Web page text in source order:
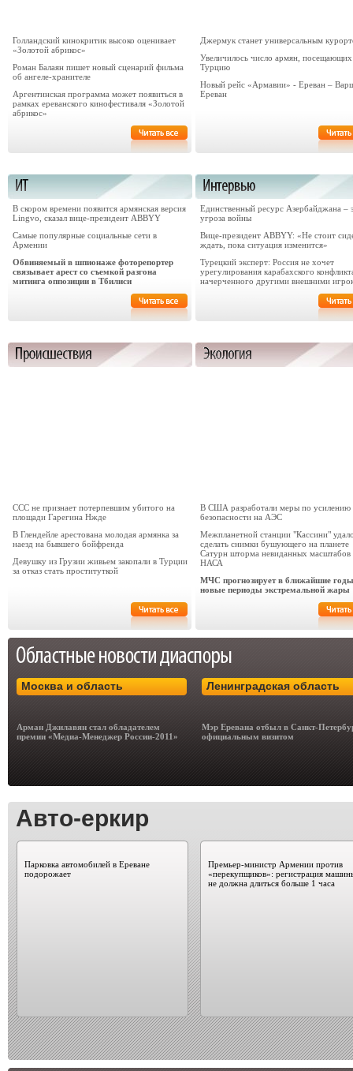
Голландский кинокритик высоко оценивает
«Золотой абрикос»
Роман Балаян пишет новый сценарий фильма
об ангеле-хранителе
Аргентинская программа может появиться в
рамках ереванского кинофестиваля «Золотой
абрикос»
Джермук станет универсальным
Увеличилось число армян, посещающих
Турцию
Новый рейс «Армавии» - Ереван –
Ереван
В скором времени появится армянская версия
Lingvo, сказал вице-президент ABBYY
Самые популярные социальные сети в
Армении
Обвиняемый в шпионаже фоторепортер
связывает арест со съемкой разгона
митинга оппозиции в Тбилиси
Единственный ресурс Азербайджана –
угроза войны
Вице-президент ABBYY: «Не стоит
ждать, пока ситуация изменится»
Турецкий эксперт: Россия не хочет
урегулирования карабахского
начерченного другими внешними
ССС не признает потерпевшим убитого на
площади Гарегина Нжде
В Глендейле арестована молодая армянка за
наезд на бывшего бойфренда
Девушку из Грузии живьем закопали в Турции
за отказ стать проституткой
В США разработали меры по усилению
безопасности на АЭС
Межпланетной станции "Кассини"
сделать снимки бушующего на планете
Сатурн шторма невиданных масштабов
НАСА
МЧС прогнозирует в ближайшие годы
новые периоды экстремальной жары
Москва и область
Арман Джилавян стал обладателем
премии «Медиа-Менеджер России-2011»
Ленинградская область
Мэр Еревана отбыл в Санкт-
официальным визитом
Авто-еркир
Парковка автомобилей в Ереване
подорожает
Премьер-министр Армении против
«перекупщиков»: регистрация
не должна длиться больше 1 часа